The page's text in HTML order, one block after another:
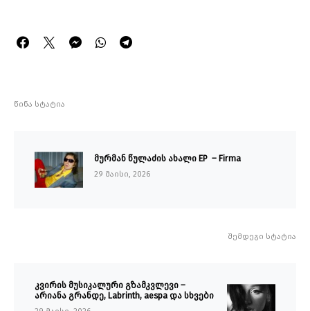
წინა სტატია
მურმან წულაძის ახალი EP – Firma
29 მაისი, 2026
შემდეგი სტატია
კვირის მუსიკალური გზამკვლევი –
არიანა გრანდე, Labrinth, aespa და სხვები